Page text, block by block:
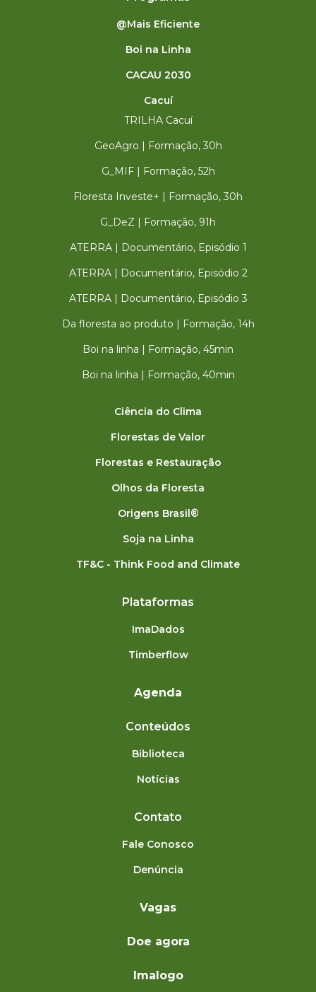
@Mais Eficiente
Boi na Linha
CACAU 2030
Cacuí
TRILHA Cacuí
GeoAgro | Formação, 30h
G_MIF | Formação, 52h
Floresta Investe+ | Formação, 30h
G_DeZ | Formação, 91h
ATERRA | Documentário, Episódio 1
ATERRA | Documentário, Episódio 2
ATERRA | Documentário, Episódio 3
Da floresta ao produto | Formação, 14h
Boi na linha | Formação, 45min
Boi na linha | Formação, 40min
Ciência do Clima
Florestas de Valor
Florestas e Restauração
Olhos da Floresta
Origens Brasil®
Soja na Linha
TF&C - Think Food and Climate
Plataformas
ImaDados
Timberflow
Agenda
Conteúdos
Biblioteca
Notícias
Contato
Fale Conosco
Denúncia
Vagas
Doe agora
Imalogo